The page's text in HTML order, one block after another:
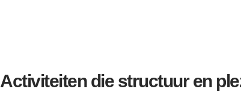
Activiteiten die structuur en